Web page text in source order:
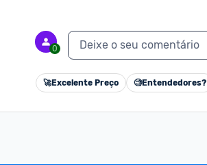
0 Deixe o seu comentário
🚀Excelente Preço 🧐Entendedores?